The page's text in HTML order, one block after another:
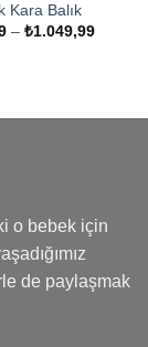
Kara Balık
– ₺1.049,99Fiyat
o bebek için
de paylaşmak